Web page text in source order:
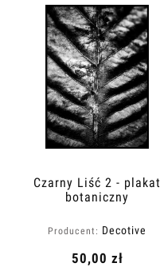
Czarny Liść 2 - plakat
botaniczny
Producent: Decotive
50,00 zł